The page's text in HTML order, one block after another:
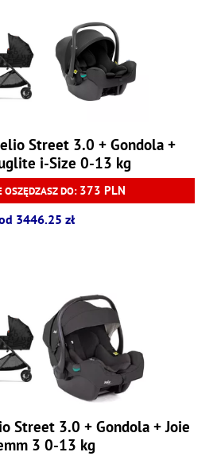
Street 3.0 + Gondola +
i-Size 0-13 kg
OSZĘDZASZ DO: 373 PLN
3446.25 zł
Street 3.0 + Gondola + Joie
3 0-13 kg